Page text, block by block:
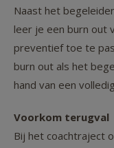
Naast het
leer je een burn out
preventief toe te
burn out als het
hand van een
Voorkom terugval
Bij het coachtraject